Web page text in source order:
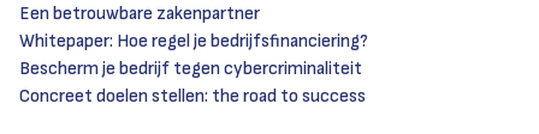
Een betrouwbare zakenpartner
Whitepaper: Hoe regel je bedrijfsfinanciering?
Bescherm je bedrijf tegen cybercriminaliteit
Concreet doelen stellen: the road to success